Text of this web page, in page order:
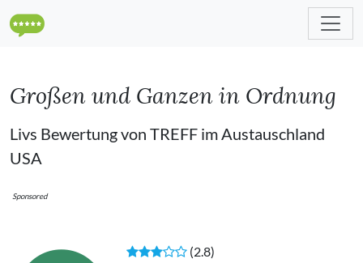
Großen und Ganzen in Ordnung
Livs Bewertung von TREFF im Austauschland
USA
Sponsored
(2.8)